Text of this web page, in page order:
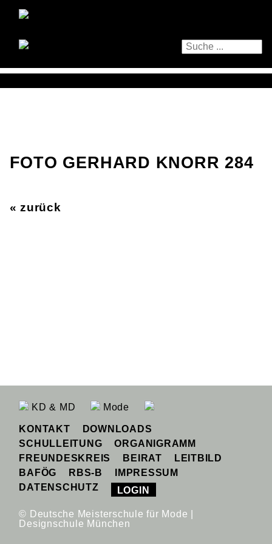
FOTO GERHARD KNORR 284
« zurück
KD & MD Mode
KONTAKT
DOWNLOADS
SCHULLEITUNG
ORGANIGRAMM
FREUNDESKREIS
BEIRAT
LEITBILD
BAFÖG
RBS-B
IMPRESSUM
DATENSCHUTZ
LOGIN
© Deutsche Meisterschule für Mode |
Designschule München